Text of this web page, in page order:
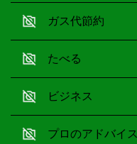
ガス代節約
たべる
ビジネス
プロのアドバイス